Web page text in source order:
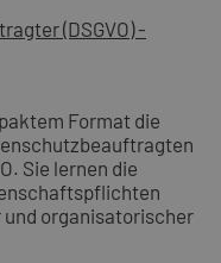
(DSGVO) -
Format die
Sie lernen die
organisatorischer